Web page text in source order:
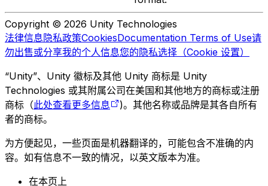
Copyright © 2026 Unity Technologies
法律信息隐私政策CookiesDocumentation Terms of Use请
勿出售或分享我的个人信息您的隐私选择（Cookie 设置）
“Unity”、Unity 徽标及其他 Unity 商标是 Unity
Technologies 或其附属公司在美国和其他地方的商标或注册
商标（此处查看更多信息
)。其他名称或品牌是其各自所有
者的商标。
为方便起见，一些页面是机器翻译的，可能包含不准确的内
容。如有信息不一致的情况，以英文版本为准。
在本页上